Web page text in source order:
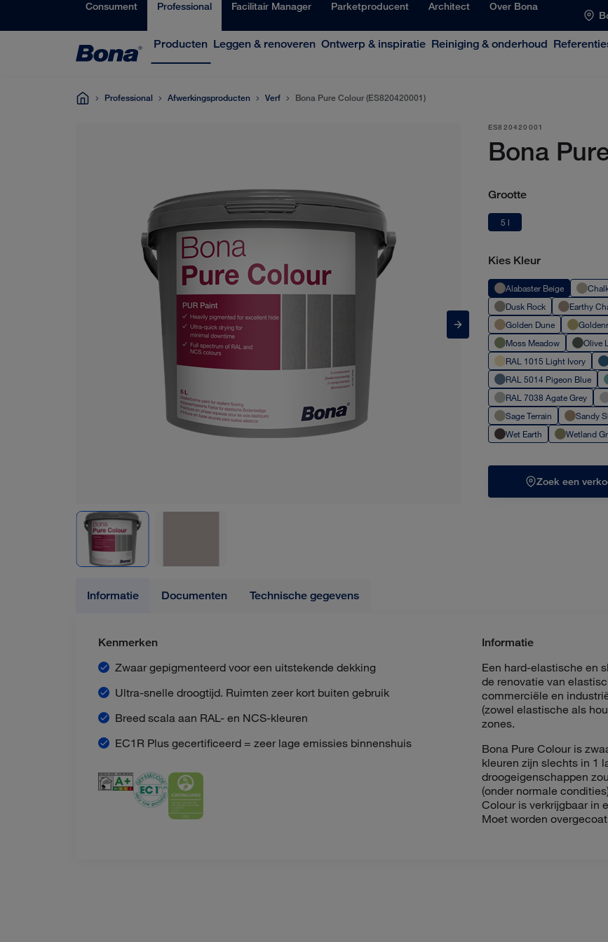
Consument Professional Facilitair Manager Parketproducent Architect Over Bona
Producten Leggen & renoveren Ontwerp & inspiratie Reiniging & onderhoud
Professional Afwerkingsproducten Verf Bona Pure Colour (ES820420001)
ES820420001
Bona
Grootte
5 l
Kies Kleur
Alabaster Beige
Dusk Rock
Earthy
Golden Dune
Moss Meadow
Olive
RAL 1015 Light Ivory
RAL 5014 Pigeon Blue
RAL 7038 Agate Grey
Sage Terrain
Sandy
Wet Earth
Wetland
Zoek een
Informatie Documenten Technische gegevens
Kenmerken
Zwaar gepigmenteerd voor een uitstekende dekking
Ultra-snelle droogtijd. Ruimten zeer kort buiten gebruik
Breed scala aan RAL- en NCS-kleuren
EC1R Plus gecertificeerd = zeer lage emissies binnenshuis
Informatie
Een hard-elastische en
de renovatie van
commerciële en
(zowel elastische als
zones.
Bona Pure Colour is
kleuren zijn slechts in 1
droogeigenschappen
(onder normale
Colour is verkrijgbaar in
Moet worden